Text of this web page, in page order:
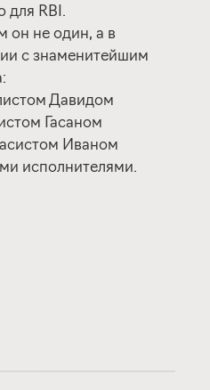
для RBI.
он не один, а в
с знаменитейшим
Давидом
Гасаном
Иваном
исполнителями.